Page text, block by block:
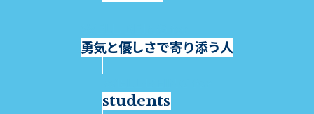
勇気と優しさで寄り添う人
students